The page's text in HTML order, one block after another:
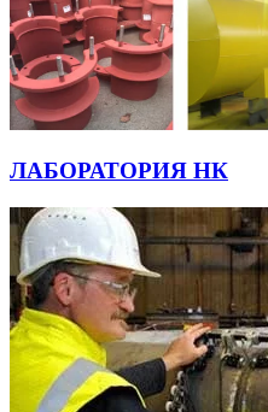
ЛАБОРАТОРИЯ НК